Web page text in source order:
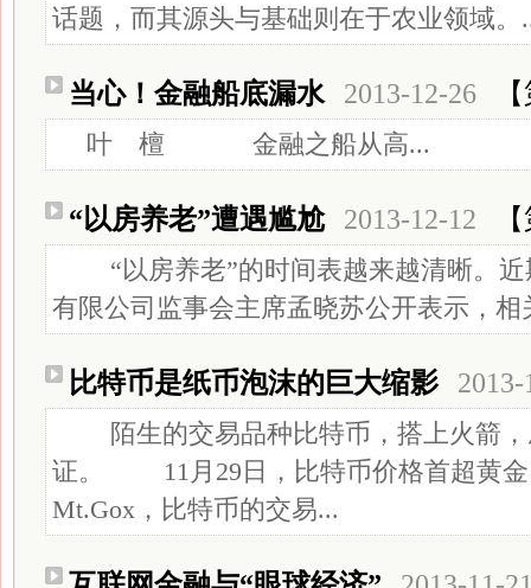
话题，而其源头与基础则在于农业领域。
当心！金融船底漏水 2013-12-26
叶 檀 金融之船从高...
“以房养老”遭遇尴尬 2013-12-12
“以房养老”的时间表越来越清晰。近
有限公司监事会主席孟晓苏公开表示，
比特币是纸币泡沫的巨大缩影
陌生的交易品种比特币，搭上火箭，
证。 11月29日，比特币价格首超黄金
Mt.Gox，比特币的交易...